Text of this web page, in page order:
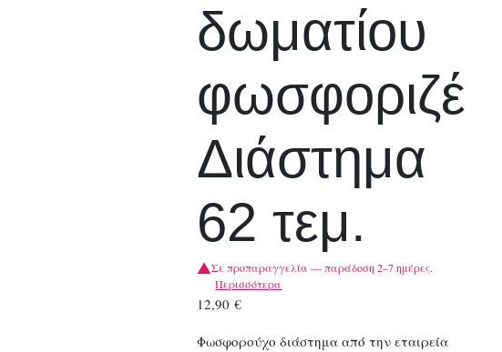
δωματίου
φωσφοριζέ
Διάστημα
62 τεμ.
Σε προπαραγγελία — παράδοση 2–7 ημέρες.
Περισσότερα
12,90€
Φωσφορούχο διάστημα από την εταιρεία